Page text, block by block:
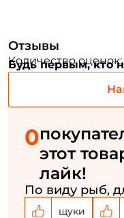
Отзывы
Количество
Будь первым, кто
0
этот
лайк!
По виду рыб,
щуки
Заполняя данную
персональных данных